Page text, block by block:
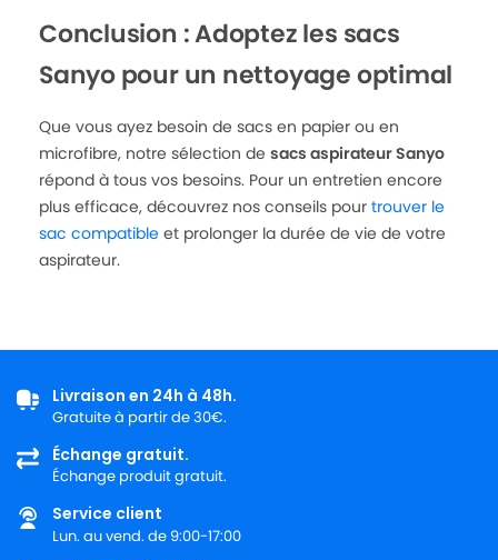
Conclusion : Adoptez les sacs
Sanyo pour un nettoyage optimal
Que vous ayez besoin de sacs en papier ou en
microfibre, notre sélection de sacs aspirateur Sanyo
répond à tous vos besoins. Pour un entretien encore
plus efficace, découvrez nos conseils pour trouver le
sac compatible et prolonger la durée de vie de votre
aspirateur.
Livraison en 24h à 48h.
Gratuite à partir de 30€.
Échange gratuit.
Échange produit gratuit.
Service client
Lun. au vend. de 9:00-17:00